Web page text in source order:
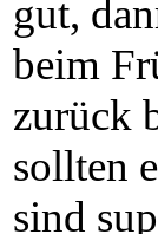
gut,
beim
zurück
sollten
sind